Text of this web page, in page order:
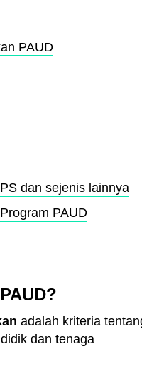
PAUD
dan sejenis lainnya
PAUD
adalah kriteria
dan tenaga